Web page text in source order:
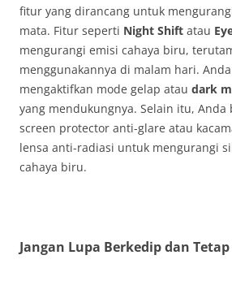
fitur yang dirancang untuk
mata. Fitur seperti Night Shift atau
mengurangi emisi cahaya biru,
menggunakannya di malam hari.
mengaktifkan mode gelap atau dark
yang mendukungnya. Selain itu, Anda
screen protector anti-glare atau
lensa anti-radiasi untuk mengurangi
cahaya biru.
Jangan Lupa Berkedip dan